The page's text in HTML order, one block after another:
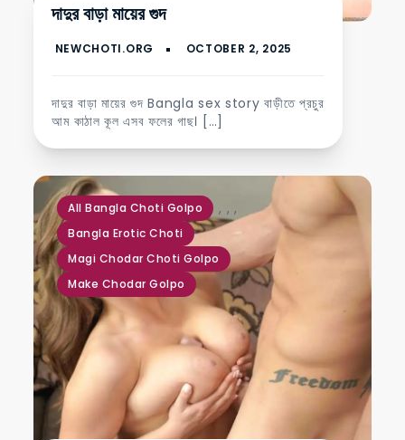
দাদুর বাড়া মায়ের গুদ
দাদুর বাড়া মায়ের গুদ Bangla sex story বাড়ীতে প্রচুর
আম কাঠাল কূল এসব ফলের গাছ। […]
All Bangla Choti Golpo ,
Bangla Erotic Choti
,
Magi Chodar Choti Golpo
,
Make Chodar Golpo